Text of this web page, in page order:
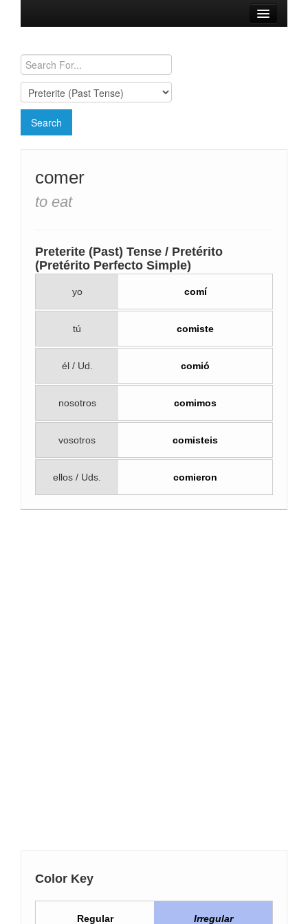
Conjugation Charts
Need a Spanish Tutor?
comer
to eat
Preterite (Past) Tense / Pretérito
(Pretérito Perfecto Simple)
yo comí
tú comiste
él / Ud. comió
nosotros comimos
vosotros comisteis
ellos / Uds. comieron
Color Key
Regular Irregular